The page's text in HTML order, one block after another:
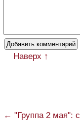
Наверх ↑
← "Группа 2 мая":